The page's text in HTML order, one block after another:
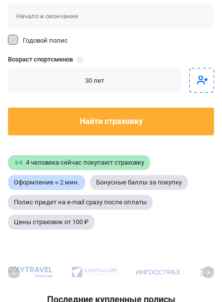
Годовой полис
Возраст спортсменов
Найти страховку
4 человека сейчас покупают страховку
Оформление ≈ 2 мин. Бонусные баллы за покупку
Полис придет на e-mail сразу после оплаты
Цены страховок от 100 ₽
Последние купленные полисы